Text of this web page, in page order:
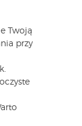
Twoją
przy